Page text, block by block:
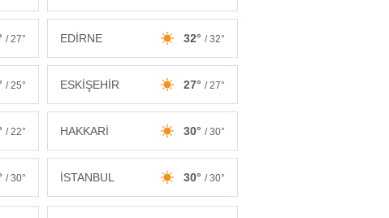
/ 27° EDİRNE 32° / 32°
/ 25° ESKİŞEHİR 27° / 27°
/ 22° HAKKARİ 30° / 30°
/ 30° İSTANBUL 30° / 30°